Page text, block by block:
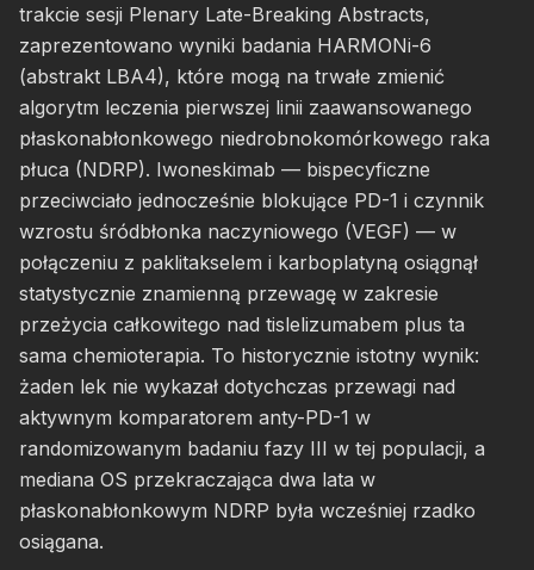
trakcie sesji Plenary Late-Breaking Abstracts,
zaprezentowano wyniki badania HARMONi-6
(abstrakt LBA4), które mogą na trwałe zmienić
algorytm leczenia pierwszej linii zaawansowanego
płaskonabłonkowego niedrobnokomórkowego raka
płuca (NDRP). Iwoneskimab — bispecyficzne
przeciwciało jednocześnie blokujące PD-1 i czynnik
wzrostu śródbłonka naczyniowego (VEGF) — w
połączeniu z paklitakselem i karboplatyną osiągnął
statystycznie znamienną przewagę w zakresie
przeżycia całkowitego nad tislelizumabem plus ta
sama chemioterapia. To historycznie istotny wynik:
żaden lek nie wykazał dotychczas przewagi nad
aktywnym komparatorem anty-PD-1 w
randomizowanym badaniu fazy III w tej populacji, a
mediana OS przekraczająca dwa lata w
płaskonabłonkowym NDRP była wcześniej rzadko
osiągana.